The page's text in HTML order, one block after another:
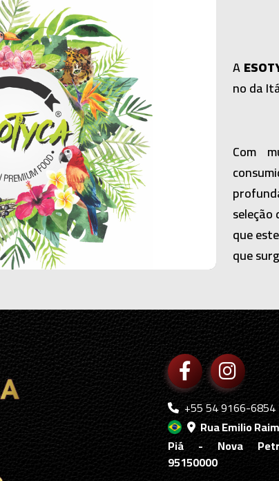
A
no da
Com
que
que
+55 54 9166-6854
Rua Emilio
Piá - Nova
95150000